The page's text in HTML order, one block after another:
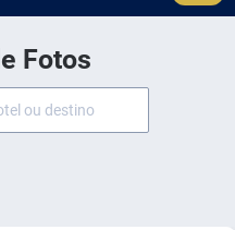
Fotos